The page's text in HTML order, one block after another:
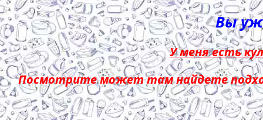
Вы
У меня есть
Посмотрите может там найдете